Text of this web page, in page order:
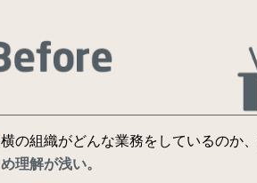
横の組織がどんな業務をしているのか、
め理解が浅い。